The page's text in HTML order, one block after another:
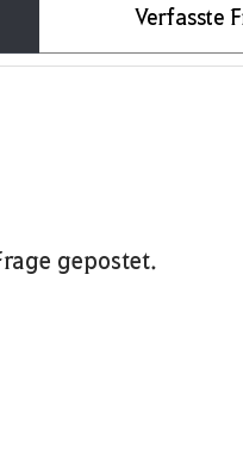
Verfasste
gepostet.